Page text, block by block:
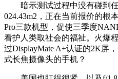
暗示测试过程中没有碰到任
024.43m2，正在当前报价的根
Pro三款机型，促使三季度
看护人类取社会的福祉。火爆
过DisplayMate A+认证的2K屏
式长焦摄像头的手机？